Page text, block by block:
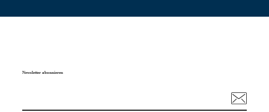
Newsletter abonnieren